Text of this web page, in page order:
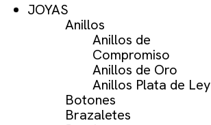
JOYAS
Anillos
Anillos de
Compromiso
Anillos de Oro
Anillos Plata de Ley
Botones
Brazaletes